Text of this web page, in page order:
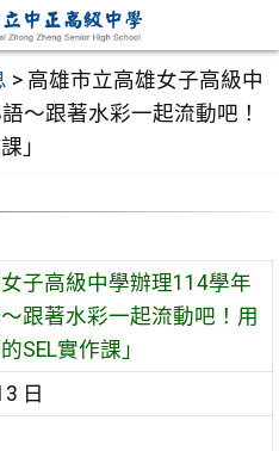
> 高雄市立高雄女子高級中
～跟著水彩一起流動吧！
」
子高級中學辦理114學年
跟著水彩一起流動吧！用
SEL實作課」
日